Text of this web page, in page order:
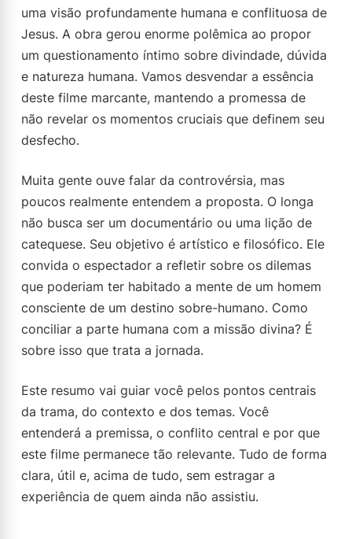
uma visão profundamente humana e conflituosa de
Jesus. A obra gerou enorme polêmica ao propor
um questionamento íntimo sobre divindade, dúvida
e natureza humana. Vamos desvendar a essência
deste filme marcante, mantendo a promessa de
não revelar os momentos cruciais que definem seu
desfecho.
Muita gente ouve falar da controvérsia, mas
poucos realmente entendem a proposta. O longa
não busca ser um documentário ou uma lição de
catequese. Seu objetivo é artístico e filosófico. Ele
convida o espectador a refletir sobre os dilemas
que poderiam ter habitado a mente de um homem
consciente de um destino sobre-humano. Como
conciliar a parte humana com a missão divina? É
sobre isso que trata a jornada.
Este resumo vai guiar você pelos pontos centrais
da trama, do contexto e dos temas. Você
entenderá a premissa, o conflito central e por que
este filme permanece tão relevante. Tudo de forma
clara, útil e, acima de tudo, sem estragar a
experiência de quem ainda não assistiu.